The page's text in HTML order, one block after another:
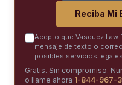
Reciba Mi
Acepto que Vasquez Law
mensaje de texto o
posibles servicios
Gratis. Sin compromiso.
o llame ahora 1-844-967-